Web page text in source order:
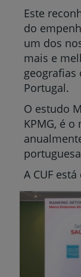
Este
do
um dos
mais e
geografias
Portugal.
O estudo
KPMG, é
A CUF